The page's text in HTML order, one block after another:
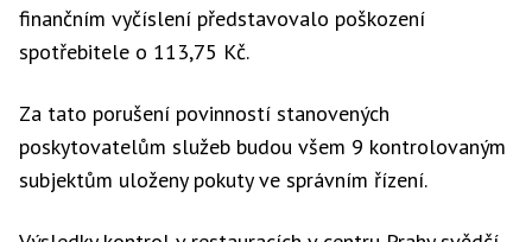
finančním vyčíslení představovalo poškození
spotřebitele o 113,75 Kč.
Za tato porušení povinností stanovených
poskytovatelům služeb budou všem 9 kontrolovaným
subjektům uloženy pokuty ve správním řízení.